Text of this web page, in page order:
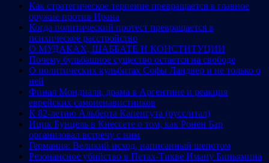
Как стратегическое терпение превращается в главное
оружие против Ирана
Когда политический протест превращается в
психическое расстройство
О МУДАКАХ, ШАББАТЕ И КОНСТИТУЦИИ
Почему бульбашное существо остается на свободе
О политических кульбитах Софы Ландвер и не только о
ней
Финал Мондиаля, драма в Аргентине и реакция
еврейских самоненавистников
К 82-летию Альберта Капенгута (русс/итал)
Ицик Бунцель в Кнессете о том, как Ронен Бар
организовал встречу с ним
Германия: Великий исход, написанный шепотом
Резонансное убийство в Петах-Тикве Иману Биньямина